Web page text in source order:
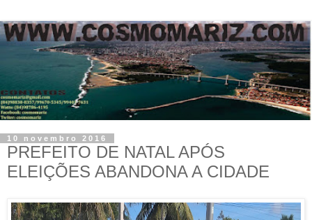
10 novembro 2016
PREFEITO DE NATAL APÓS
ELEIÇÕES ABANDONA A CIDADE